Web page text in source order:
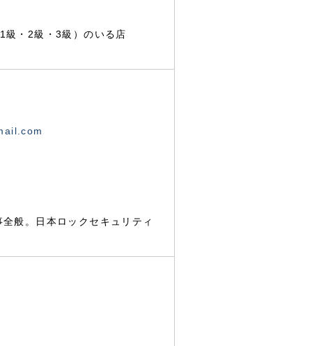
・2級・3級）のいる店
般。日本ロックセキュリティ